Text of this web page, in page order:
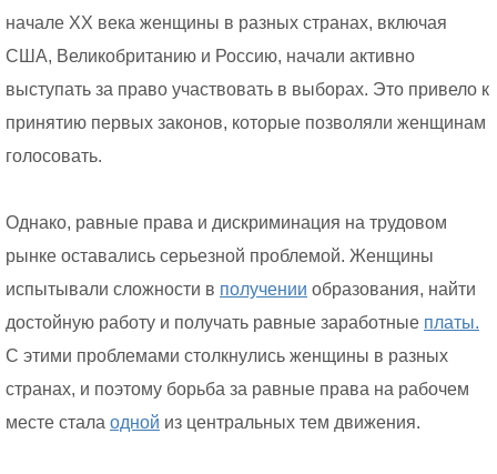
начале XX века женщины в разных странах, включая
США, Великобританию и Россию, начали активно
выступать за право участвовать в выборах. Это привело к
принятию первых законов, которые позволяли женщинам
голосовать.
Однако, равные права и дискриминация на трудовом
рынке оставались серьезной проблемой. Женщины
испытывали сложности в получении образования, найти
достойную работу и получать равные заработные платы.
С этими проблемами столкнулись женщины в разных
странах, и поэтому борьба за равные права на рабочем
месте стала одной из центральных тем движения.